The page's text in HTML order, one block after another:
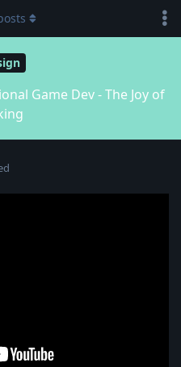
Game Dev - The Joy of